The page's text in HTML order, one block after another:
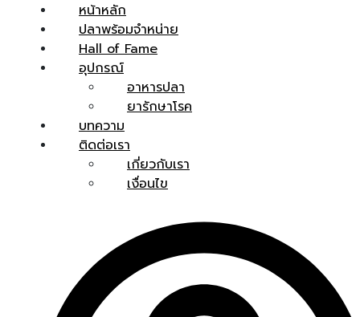
หน้าหลัก
ปลาพร้อมจำหน่าย
Hall of Fame
อุปกรณ์
อาหารปลา
ยารักษาโรค
บทความ
ติดต่อเรา
เกี่ยวกับเรา
เงื่อนไข